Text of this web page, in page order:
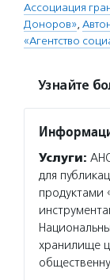
Ассоциация
Доноров»,
«Агентство
Узнайте
Услуги:
для
продуктами
хранилище